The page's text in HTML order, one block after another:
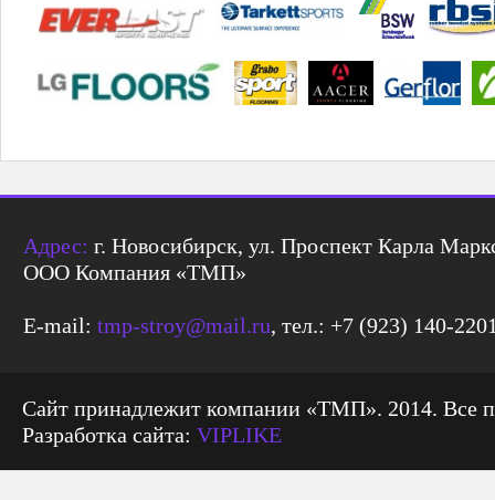
Адрес: г. Новосибирск, ул. Проспект Карла
ООО Компания «ТМП»
E-mail: tmp-stroy@mail.ru, тел.: +7 (923) 140-
Сайт принадлежит компании «ТМП». 2014. Все
Разработка сайта: VIPLIKE